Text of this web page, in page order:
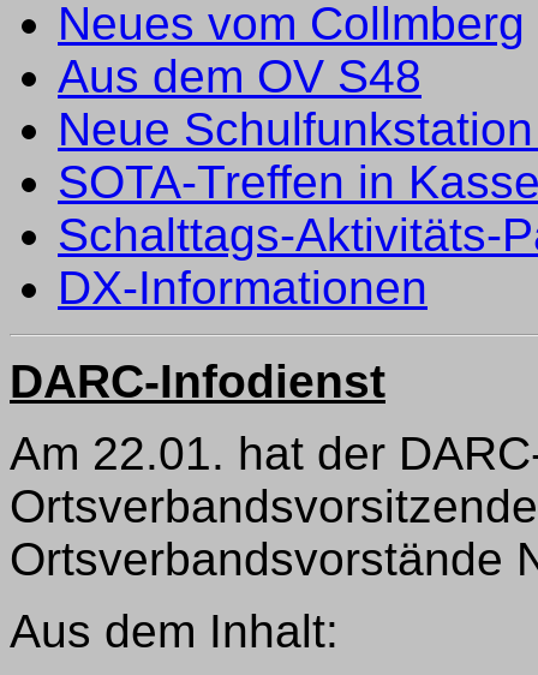
Neues vom Collmberg
Aus dem OV S48
Neue
SOTA-Treffen in
Schalttags-Aktivitäts-
DX-Informationen
DARC-Infodienst
Am 22.01. hat der
Ortsverbandsvorstände
Aus dem Inhalt: